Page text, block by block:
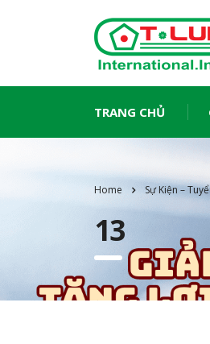
TRANG CHỦ
Home Sự Kiện –
13